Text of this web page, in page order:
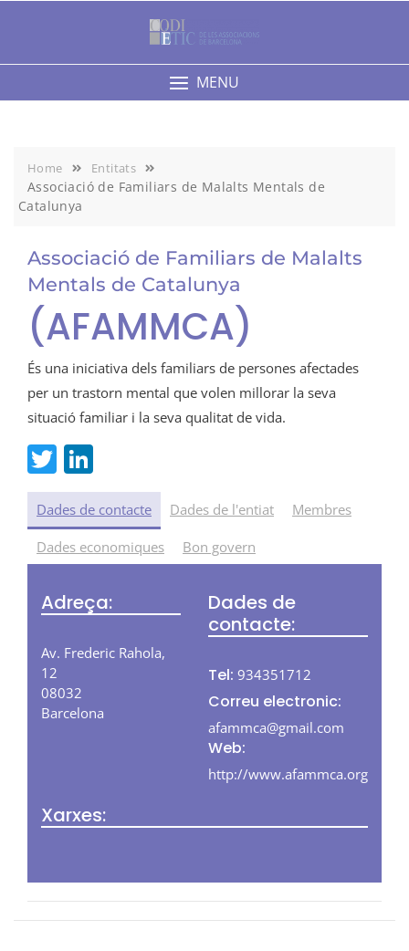
MENU
Home Entitats
Associació de Familiars de Malalts Mentals de
Catalunya
Associació de Familiars de Malalts
Mentals de Catalunya
(AFAMMCA)
És una iniciativa dels familiars de persones afectades
per un trastorn mental que volen millorar la seva
situació familiar i la seva qualitat de vida.
T
w
itt
er
n
k
e
dI
n
Dades de contacte Dades de l'entiat Membres
Dades economiques Bon govern
Adreça:
Av. Frederic Rahola,
12
08032
Barcelona
Dades de
contacte:
Tel: 934351712
Correu electronic:
afammca@gmail.com
Web:
http://www.afammca.org
Xarxes: